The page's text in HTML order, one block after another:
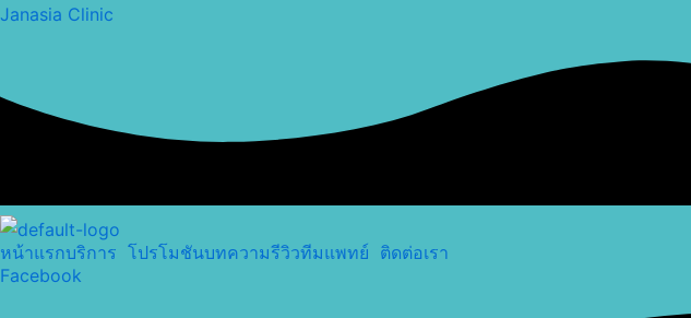
Skip
Janasia Clinic
หน้าแรกบริการ โปรโมชันบทความรีวิวทีมแพทย์ ติดต่อเรา
Facebook
Choose